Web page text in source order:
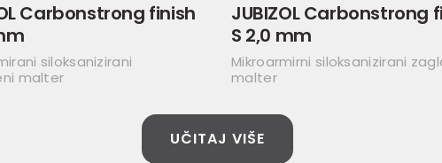
Carbonstrong finish
siloksanizirani
malter
JUBIZOL Carbonstrong
S 2,0 mm
Mikroarmirni siloksanizirani
malter
UČITAJ VIŠE